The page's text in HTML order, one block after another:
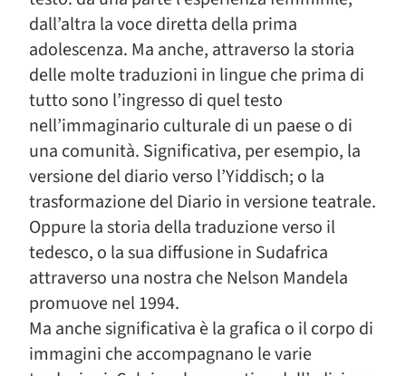
dall’altra la voce diretta della prima
adolescenza. Ma anche, attraverso la storia
delle molte traduzioni in lingue che prima di
tutto sono l’ingresso di quel testo
nell’immaginario culturale di un paese o di
una comunità. Significativa, per esempio, la
versione del diario verso l’Yiddisch; o la
trasformazione del Diario in versione teatrale.
Oppure la storia della traduzione verso il
tedesco, o la sua diffusione in Sudafrica
attraverso una nostra che Nelson Mandela
promuove nel 1994.
Ma anche significativa è la grafica o il corpo di
immagini che accompagnano le varie